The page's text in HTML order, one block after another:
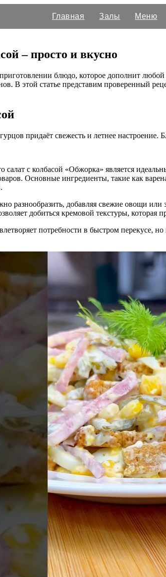
Главная Залы Меню
– просто и вкусно
блюдо, которое дополнит
В этой статье представим проверенный
придаёт свежесть и летнее
с колбасой «Обжорка» является
Основные ингредиенты, такие как
разнообразить, добавляя свежие овощи
добиться кремовой текстуры, которая
потребности в быстром